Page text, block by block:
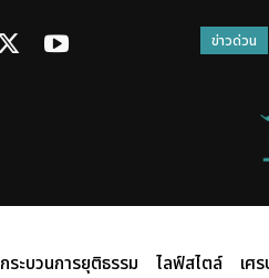
ข่าวด่วน
กระบวนการยุติธรรม ไลฟ์สไตล์ เศ